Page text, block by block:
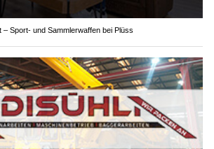
Sport- und Sammlerwaffen bei Plüss